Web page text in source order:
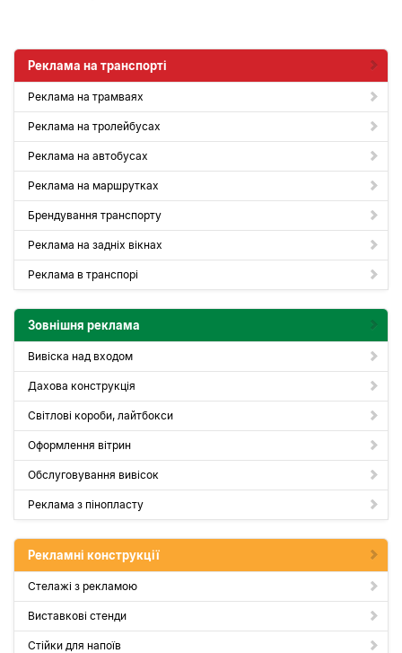
Реклама на транспорті
Реклама на трамваях
Реклама на тролейбусах
Реклама на автобусах
Реклама на маршрутках
Брендування транспорту
Реклама на задніх вікнах
Реклама в транспорі
Зовнішня реклама
Вивіска над входом
Дахова конструкція
Світлові короби, лайтбокси
Оформлення вітрин
Обслуговування вивісок
Реклама з пінопласту
Рекламні конструкції
Стелажі з рекламою
Виставкові стенди
Стійки для напоїв